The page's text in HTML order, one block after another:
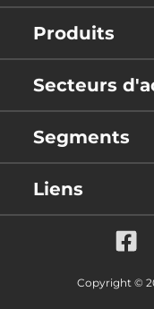
Produits
Secteurs
Segments
Liens
Copyright ©